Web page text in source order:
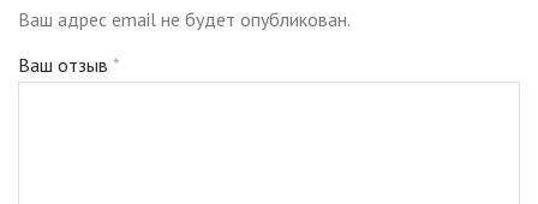
Ваш адрес email не будет опубликован.
Ваш отзыв *